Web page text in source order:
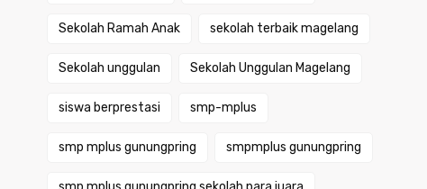
Sekolah Ramah Anak sekolah terbaik magelang
Sekolah unggulan Sekolah Unggulan Magelang
siswa berprestasi smp-mplus
smp mplus gunungpring smpmplus gunungpring